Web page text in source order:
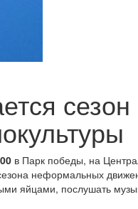
в Парк победы, на
неформальных
яйцами, послушать